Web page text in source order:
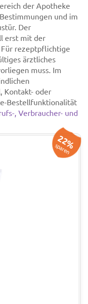
der Apotheke
und im
Der
erst mit der
rezeptpflichtige
ärztliches
muss. Im
Kontakt- oder
Bestellfunktionalität
, Verbraucher- und
22%
sparen